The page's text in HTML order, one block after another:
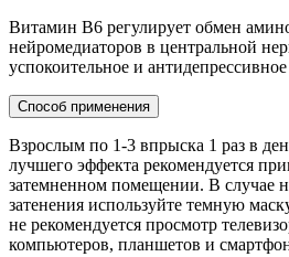
Витамин B6 регулирует обмен
нейромедиаторов в центральной
успокоительное и
Cпособ применения
Взрослым по 1-3 впрыска 1 раз в
лучшего эффекта рекомендуется
затемненном помещении. В случае
затенения используйте темную
не рекомендуется просмотр
компьютеров, планшетов и